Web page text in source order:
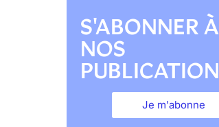
S'ABONNER À
NOS
Je m'abonne